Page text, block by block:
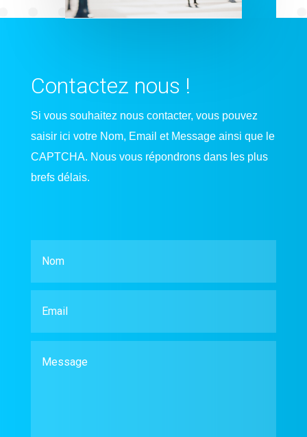
Contactez nous !
Si vous souhaitez nous contacter, vous pouvez
saisir ici votre Nom, Email et Message ainsi que le
CAPTCHA. Nous vous répondrons dans les plus
brefs délais.